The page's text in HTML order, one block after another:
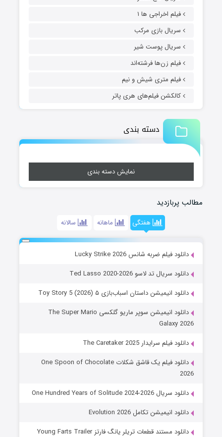
فیلم اخراجی ها ۱
سریال بازی مرکب
سریال پوست شیر
فیلم زن‌ها فرشته‌اند
فیلم متری شیش و نیم
کالکشن فیلم‌های هری پاتر
دسته بندی
نمایش دسته بندی
مطالب پربازدید
هفتگی ماهانه سالانه
دانلود فیلم ضربه شانس Lucky Strike 2026
دانلود سریال تد لاسو Ted Lasso 2020-2026
دانلود انیمیشن داستان اسباب‌بازی ۵ Toy Story 5 (2026)
دانلود انیمیشن سوپر ماریو گلکسی The Super Mario
Galaxy 2026
دانلود فیلم سرایدار The Caretaker 2025
دانلود فیلم یک قاشق شکلات One Spoon of Chocolate
2026
دانلود سریال One Hundred Years of Solitude 2024-2026
دانلود انیمیشن تکامل Evolution 2026
دانلود مستند قطعات تریلر یانگ فارتز Young Farts Trailer